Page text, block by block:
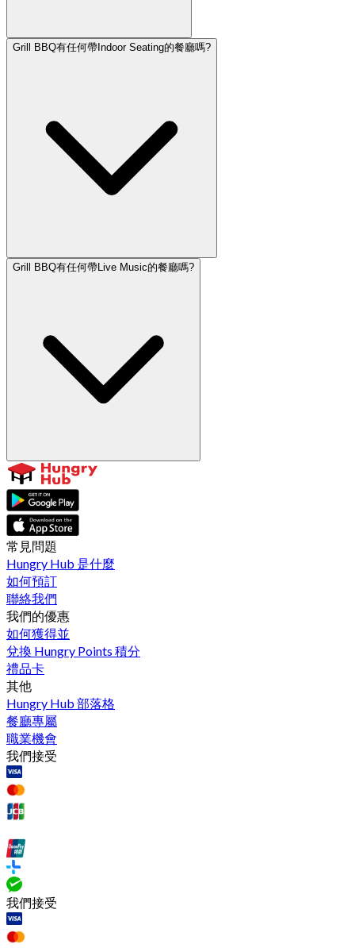
Grill BBQ有任何帶Indoor Seating的餐廳嗎?
Grill BBQ有任何帶Live Music的餐廳嗎?
常見問題
Hungry Hub 是什麼
如何預訂
聯絡我們
我們的優惠
如何獲得並
兌換 Hungry Points 積分
禮品卡
其他
Hungry Hub 部落格
餐廳專屬
職業機會
我們接受
我們接受